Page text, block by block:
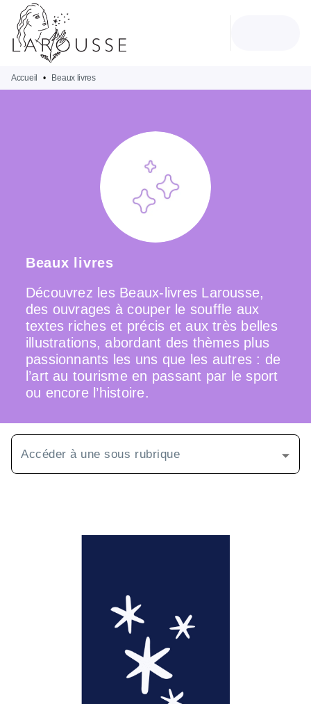
MENU
PIED DE PAGE
Accueil • Beaux livres
Beaux livres
Découvrez les Beaux-livres Larousse,
des ouvrages à couper le souffle aux
textes riches et précis et aux très belles
illustrations, abordant des thèmes plus
passionnants les uns que les autres : de
l’art au tourisme en passant par le sport
ou encore l’histoire.
Accéder à une sous rubrique